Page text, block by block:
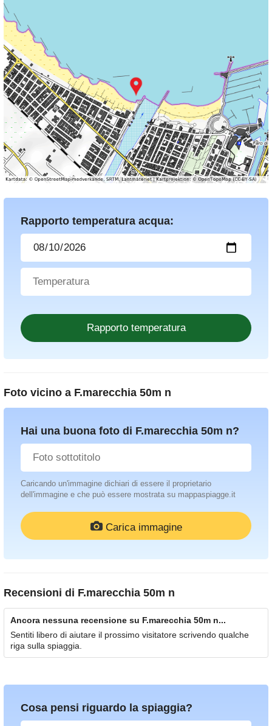
Rapporto temperatura acqua:
Foto vicino a F.marecchia 50m n
Hai una buona foto di F.marecchia 50m n?
Caricando un'immagine dichiari di essere il proprietario
dell'immagine e che può essere mostrata su mappaspiagge.it
Carica immagine
Recensioni di F.marecchia 50m n
Ancora nessuna recensione su F.marecchia 50m n...
Sentiti libero di aiutare il prossimo visitatore scrivendo qualche
riga sulla spiaggia.
Cosa pensi riguardo la spiaggia?